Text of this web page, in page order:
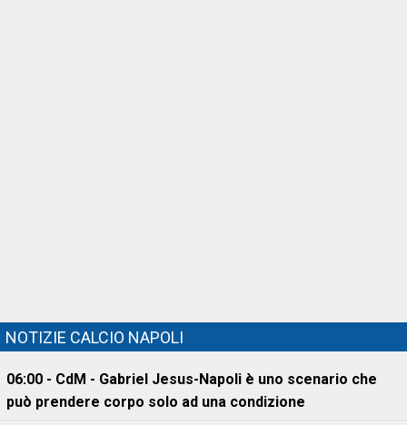
NOTIZIE CALCIO NAPOLI
06:00 - CdM - Gabriel Jesus-Napoli è uno scenario che
può prendere corpo solo ad una condizione